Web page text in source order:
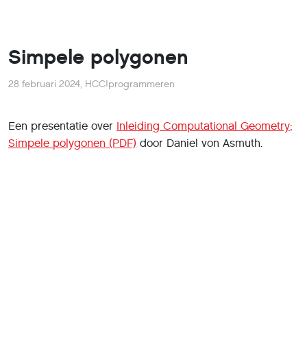
Simpele polygonen
28 februari 2024, HCC!programmeren
Een presentatie over Inleiding Computational Geometry;
Simpele polygonen (PDF) door Daniel von Asmuth.